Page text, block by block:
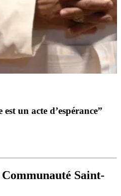
un acte d’espérance”
Saint-